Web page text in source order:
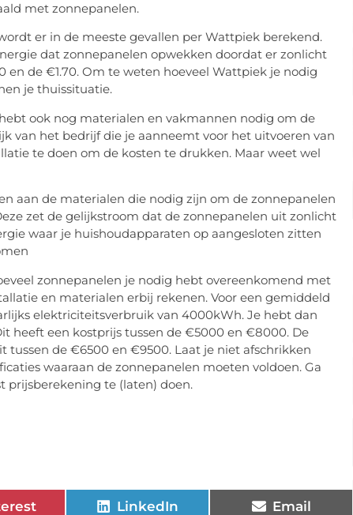
met zonnepanelen.
er in de meeste gevallen per Wattpiek berekend.
dat zonnepanelen opwekken doordat er zonlicht
en de €1.70. Om te weten hoeveel Wattpiek je nodig
je thuissituatie.
ook nog materialen en vakmannen nodig om de
van het bedrijf die je aanneemt voor het uitvoeren van
te doen om de kosten te drukken. Maar weet wel
aan de materialen die nodig zijn om de zonnepanelen
zet de gelijkstroom dat de zonnepanelen uit zonlicht
waar je huishoudapparaten op aangesloten zitten
zonnepanelen je nodig hebt overeenkomend met
en materialen erbij rekenen. Voor een gemiddeld
elektriciteitsverbruik van 4000kWh. Je hebt dan
heeft een kostprijs tussen de €5000 en €8000. De
de €6500 en €9500. Laat je niet afschrikken
waaraan de zonnepanelen moeten voldoen. Ga
prijsberekening te (laten) doen.
LinkedIn Email